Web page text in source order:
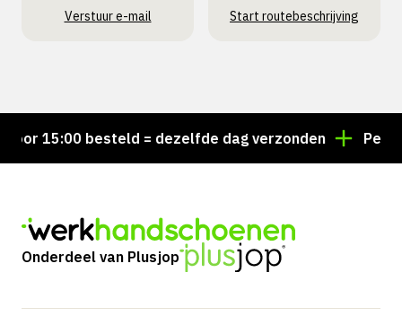
Verstuur e-mail
Start routebeschrijving
15:00 besteld = dezelfde dag verzonden
Onderdeel van Plusjop